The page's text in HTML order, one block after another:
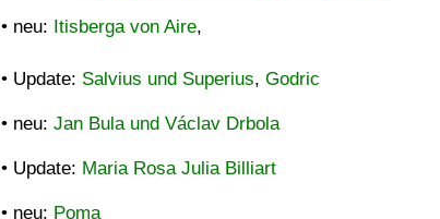
• neu: Itisberga von Aire,
• Update: Salvius und Superius, Godric
• neu: Jan Bula und Václav Drbola
• Update: Maria Rosa Julia Billiart
• neu: Poma